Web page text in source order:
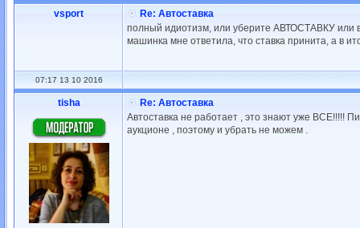
vsport
Re: Автоставка
полный идиотизм, или уберите АВТОСТАВКУ или
машинка мне ответила, что ставка принита, а в
07:17 13 10 2016
tisha
Re: Автоставка
Автоставка не работает , это знают уже ВСЕ!!!!!
аукционе , поэтому и убрать не можем .